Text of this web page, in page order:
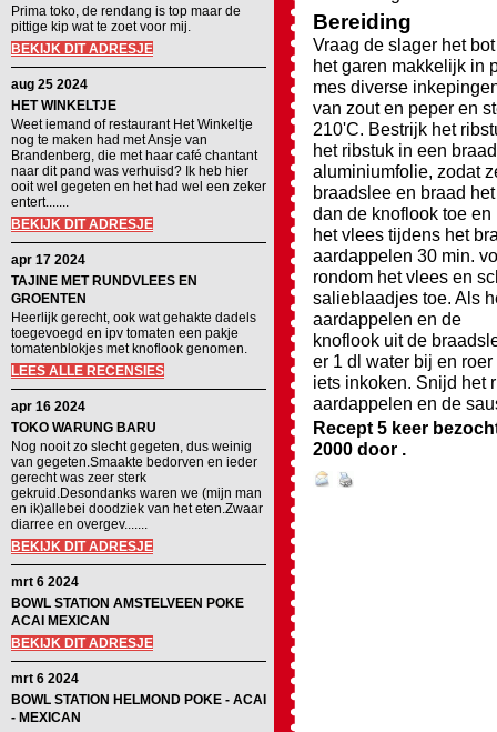
Prima toko, de rendang is top maar de
pittige kip wat te zoet voor mij.
BEKIJK DIT ADRESJE
aug 25 2024
HET WINKELTJE
Weet iemand of restaurant Het Winkeltje
nog te maken had met Ansje van
Brandenberg, die met haar café chantant
naar dit pand was verhuisd? Ik heb hier
ooit wel gegeten en het had wel een zeker
entert.......
BEKIJK DIT ADRESJE
apr 17 2024
TAJINE MET RUNDVLEES EN
GROENTEN
Heerlijk gerecht, ook wat gehakte dadels
toegevoegd en ipv tomaten een pakje
tomatenblokjes met knoflook genomen.
LEES ALLE RECENSIES
apr 16 2024
TOKO WARUNG BARU
Nog nooit zo slecht gegeten, dus weinig
van gegeten.Smaakte bedorven en ieder
gerecht was zeer sterk
gekruid.Desondanks waren we (mijn man
en ik)allebei doodziek van het eten.Zwaar
diarree en overgev.......
BEKIJK DIT ADRESJE
mrt 6 2024
BOWL STATION AMSTELVEEN POKE
ACAI MEXICAN
BEKIJK DIT ADRESJE
mrt 6 2024
BOWL STATION HELMOND POKE - ACAI
- MEXICAN
Bereiding
Vraag de slager het
het garen makkelijk in
mes diverse
van zout en peper en
210'C. Bestrijk het
het ribstuk in een
aluminiumfolie, zodat
braadslee en braad
dan de knoflook toe
het vlees tijdens het
aardappelen 30 min.
rondom het vlees en
salieblaadjes toe. Als
aardappelen en de
knoflook uit de
er 1 dl water bij en
iets inkoken. Snijd het
aardappelen en de
Recept 5 keer
2000 door .